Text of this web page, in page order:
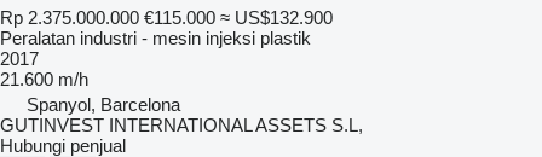
Rp 2.375.000.000 €115.000 ≈ US$132.900
Peralatan industri - mesin injeksi plastik
2017
21.600 m/h
Spanyol, Barcelona
GUTINVEST INTERNATIONAL ASSETS S.L,
Hubungi penjual